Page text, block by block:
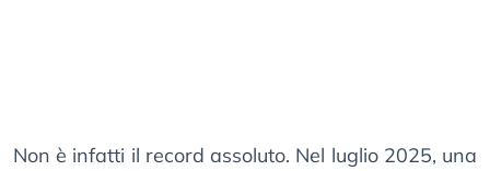
Non è infatti il record assoluto. Nel luglio 2025, una